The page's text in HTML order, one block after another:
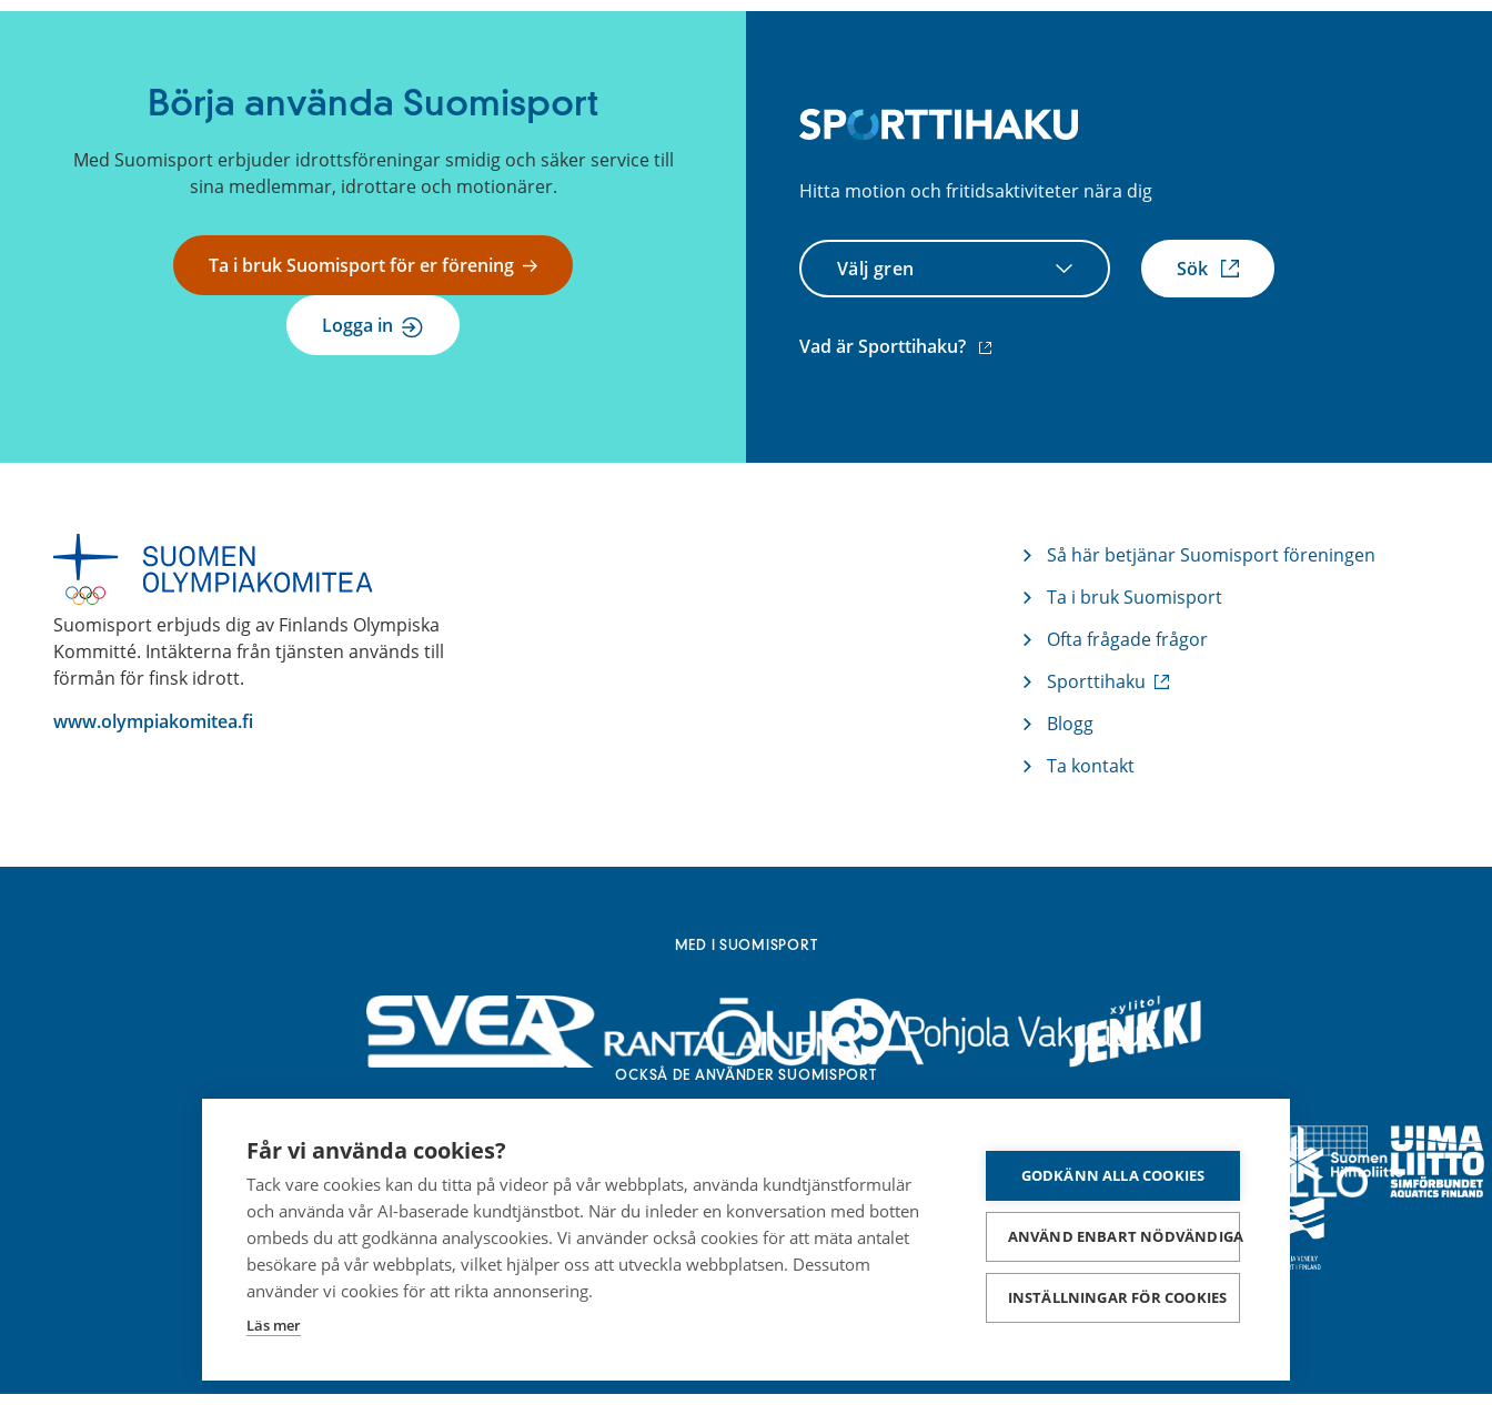
Får vi använda cookies?
Tack vare cookies kan du titta på videor på vår webbplats, använda kundtjänstformulär
och använda vår AI-baserade kundtjänstbot. När du inleder en konversation med botten
ombeds du att godkänna analyscookies. Vi använder också cookies för att mäta antalet
besökare på vår webbplats, vilket hjälper oss att utveckla webbplatsen. Dessutom
använder vi cookies för att rikta annonsering.
Läs mer
GODKÄNN ALLA COOKIES
ANVÄND ENBART NÖDVÄNDIGA
INSTÄLLNINGAR FÖR COOKIES
Börja använda Suomisport
Med Suomisport erbjuder idrottsföreningar smidig och säker service till
sina medlemmar, idrottare och motionärer.
Ta i bruk Suomisport för er förening
Logga in
Hitta motion och fritidsaktiviteter nära dig
Välj
gren
Sök
Vad är Sporttihaku? (extern
Suomisport erbjuds dig av Finlands Olympiska
Kommitté. Intäkterna från tjänsten används till
förmån för finsk idrott.
www.olympiakomitea.fi
Så här betjänar Suomisport föreningen
Ta i bruk Suomisport
Ofta frågade frågor
Sporttihaku
Blogg
Ta kontakt
MED I SUOMISPORT
OCKSÅ DE ANVÄNDER SUOMISPORT